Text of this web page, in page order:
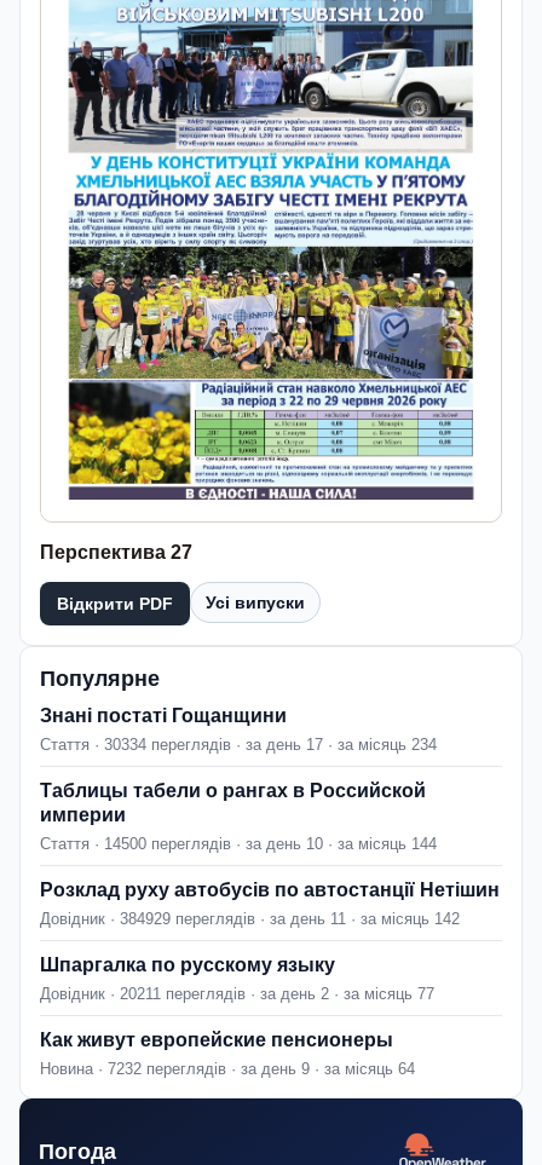
Перспектива 27
Відкрити PDF Усі випуски
Популярне
Знані постаті Гощанщини
Стаття · 30334 переглядів · за день 17 · за місяць 234
Таблицы табели о рангах в Российской
империи
Стаття · 14500 переглядів · за день 10 · за місяць 144
Розклад руху автобусів по автостанції Нетішин
Довідник · 384929 переглядів · за день 11 · за місяць 142
Шпаргалка по русскому языку
Довідник · 20211 переглядів · за день 2 · за місяць 77
Как живут европейские пенсионеры
Новина · 7232 переглядів · за день 9 · за місяць 64
Погода